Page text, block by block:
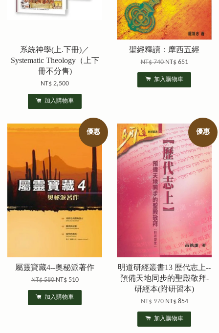
系統神學(上.下冊)／
Systematic Theology（上下
冊不分售)
NT$ 2,500
加入購物車
聖經釋讀：摩西五經
NT$ 740NT$ 651
加入購物車
優惠
屬靈寶藏4--奧秘派著作
NT$ 580NT$ 510
加入購物車
優惠
明道研經叢書13 歷代志上--
預備天地同步的聖殿敬拜-
研經本(附研習本)
NT$ 970NT$ 854
加入購物車